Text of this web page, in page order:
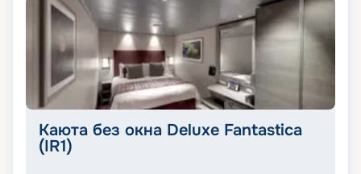
Каюта без окна Deluxe Fantastica
(IR1)